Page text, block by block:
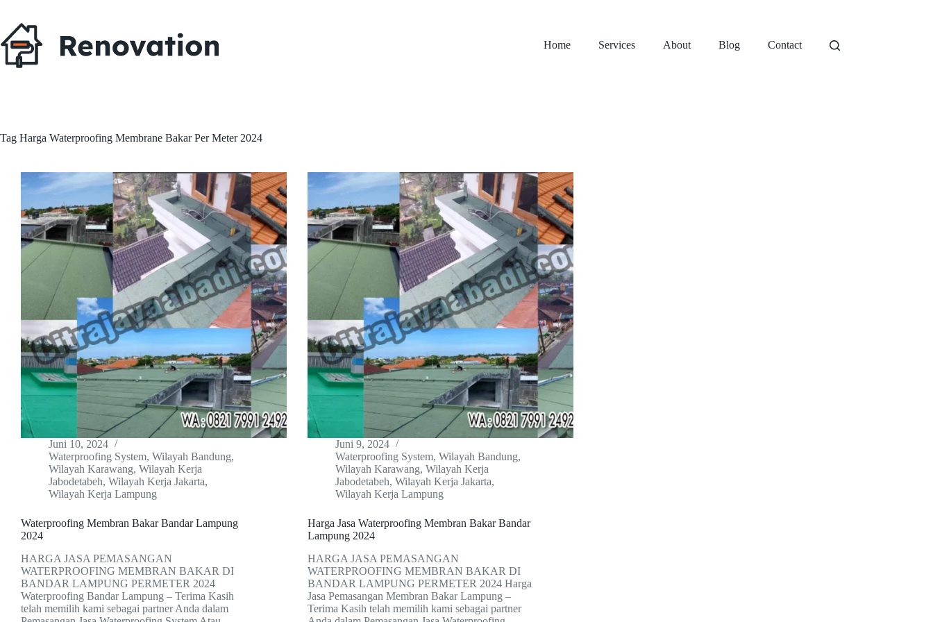
content
Home
Services About Blog Contact
Tag Harga Waterproofing Membrane Bakar Per Meter 2024
Juni 10, 2024
Waterproofing System, Wilayah Bandung,
Wilayah Karawang, Wilayah Kerja
Jabodetabeh, Wilayah Kerja Jakarta,
Wilayah Kerja Lampung
Waterproofing Membran Bakar Bandar Lampung
2024
HARGA JASA PEMASANGAN
WATERPROOFING MEMBRAN BAKAR DI
BANDAR LAMPUNG PERMETER 2024
Waterproofing Bandar Lampung – Terima Kasih
telah memilih kami sebagai partner Anda dalam
Juni 9, 2024
Waterproofing System,Wilayah Bandung,
Wilayah Karawang,Wilayah Kerja
Jabodetabeh,Wilayah Kerja Jakarta,
Wilayah Kerja Lampung
Harga Jasa Waterproofing Membran Bakar Bandar
Lampung 2024
HARGA JASA PEMASANGAN
WATERPROOFING MEMBRAN BAKAR DI
BANDAR LAMPUNG PERMETER 2024 Harga
Jasa Pemasangan Membran Bakar Lampung –
Terima Kasih telah memilih kami sebagai partner